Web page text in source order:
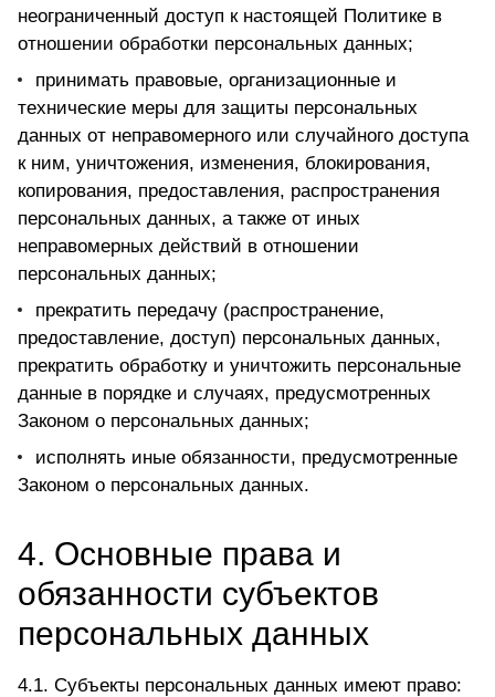
неограниченный доступ к настоящей Политике в
отношении обработки персональных данных;
принимать правовые, организационные и
технические меры для защиты персональных
данных от неправомерного или случайного доступа
к ним, уничтожения, изменения, блокирования,
копирования, предоставления, распространения
персональных данных, а также от иных
неправомерных действий в отношении
персональных данных;
прекратить передачу (распространение,
предоставление, доступ) персональных данных,
прекратить обработку и уничтожить персональные
данные в порядке и случаях, предусмотренных
Законом о персональных данных;
исполнять иные обязанности, предусмотренные
Законом о персональных данных.
4. Основные права и
обязанности субъектов
персональных данных
4.1. Субъекты персональных данных имеют право: